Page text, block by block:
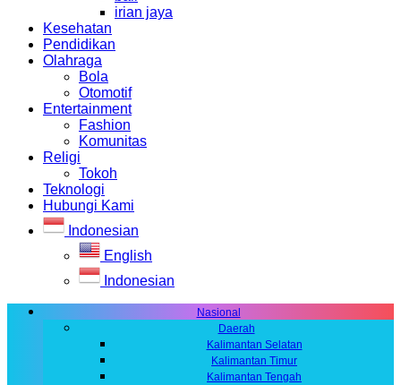
irian jaya
Kesehatan
Pendidikan
Olahraga
Bola
Otomotif
Entertainment
Fashion
Komunitas
Religi
Tokoh
Teknologi
Hubungi Kami
Indonesian
English
Indonesian
Nasional
Daerah
Kalimantan Selatan
Kalimantan Timur
Kalimantan Tengah